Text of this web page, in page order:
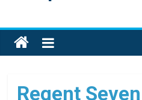
Toda
la
deRegent